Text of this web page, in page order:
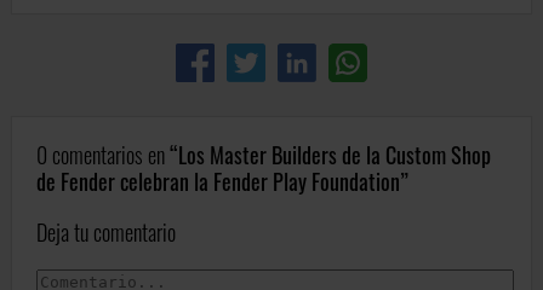
0 comentarios en Los Master Builders de la Custom Shop
de Fender celebran la Fender Play Foundation
Deja tu comentario